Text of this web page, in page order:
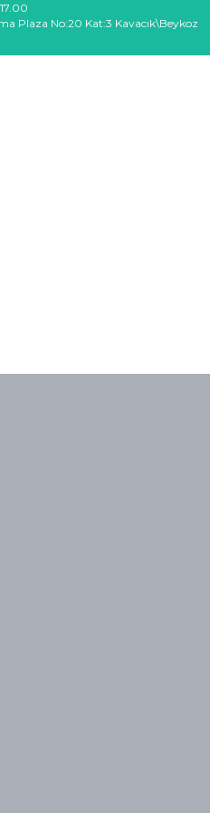
Plaza No:20 Kat:3 Kavacık\Beykoz